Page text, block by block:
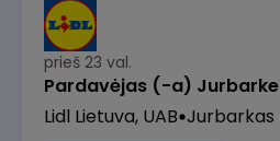
prieš 23 val.
Pardavėjas (-a) Jurbarke
Lidl Lietuva, UAB Jurbarkas